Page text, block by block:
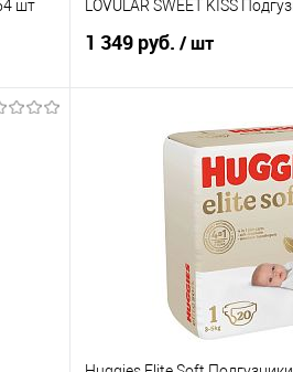
шт LOVULAR SWEET KISS
1 349 руб. / шт
В
Купить в 1 клик